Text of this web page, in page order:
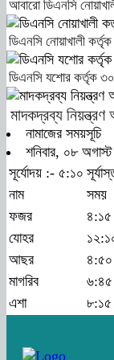
আবারো ডিএনসি
ডিএনসি নোয়াখালী
ডিএনসি যশোর কর্তৃক ৩০
মাদকদ্রব্য
নামাজের সময়সূচি
শনিবার, ০৮
সূর্যোদয় :- ৫:১০
নাম
সময়
ফজর
৪:১৫
যোহর
আছর
৪:৫০
মাগরিব
৬:৪৫
এশা
৮:১৫